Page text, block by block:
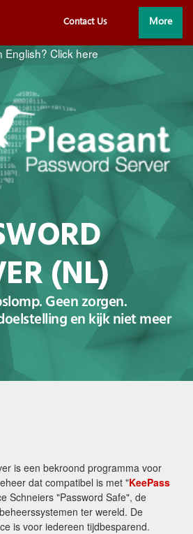
More
Contact Us
Home
Details
& Downloaden
Partners
Instructies
Modules
English? Click here
(NL)
Geen zorgen.
en kijk niet meer
is een bekroond programma voor
dat compatibel is met "KeePass
Schneiers "Password Safe", de
ter wereld. De
is voor iedereen tijdbesparend.